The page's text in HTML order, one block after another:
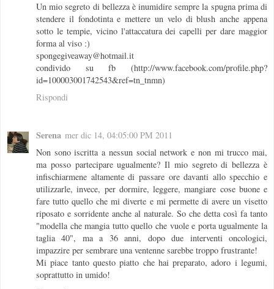
Un mio segreto di bellezza è inumidire sempre la spugna prima di
stendere il fondotinta e mettere un velo di blush anche appena
sotto le tempie, vicino l'attaccatura dei capelli per dare maggior
forma al viso :)
spongegiveaway@hotmail.it
condivido su fb (http://www.facebook.com/profile.php?
id=100003001742543&ref=tn_tnmn)
Rispondi
Serena mer dic 14, 04:05:00 PM 2011
Non sono iscritta a nessun social network e non mi trucco mai,
ma posso partecipare ugualmente? Il mio segreto di bellezza è
infischiarmene altamente di passare ore davanti allo specchio e
utilizzarle, invece, per dormire, leggere, mangiare cose buone e
fare tutto quello che mi diverte e mi permette di avere un visetto
riposato e sorridente anche al naturale. So che detta così fa tanto
"modella che mangia tutto quello che vuole e porta ugualmente la
taglia 40", ma a 36 anni, dopo due interventi oncologici,
impazzire per sembrare una ventenne sarebbe troppo frustrante!
Mi piace tanto questo piatto che hai preparato, adoro i legumi,
soprattutto in umido!